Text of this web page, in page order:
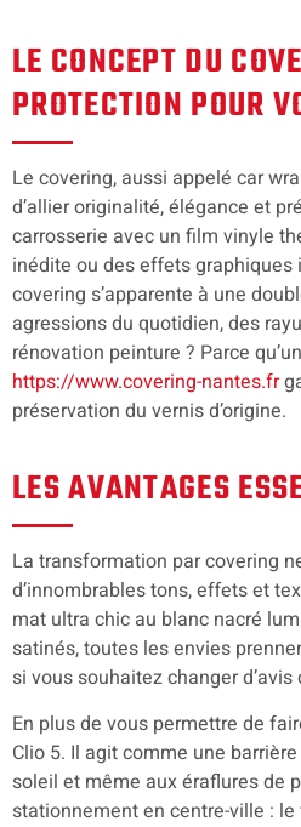
LE CONCEPT DU
PROTECTION POUR
Le covering, aussi appelé car
d’allier originalité, élégance et
carrosserie avec un film vinyle
inédite ou des effets
covering s’apparente à une
agressions du quotidien, des
rénovation peinture ? Parce
https://www.covering-nantes.fr
préservation du vernis d’origine.
LES AVANTAGES
La transformation par covering
d’innombrables tons, effets et
mat ultra chic au blanc nacré
satinés, toutes les envies
si vous souhaitez changer
En plus de vous permettre de
Clio 5. Il agit comme une
soleil et même aux éraflures de
stationnement en centre-ville :